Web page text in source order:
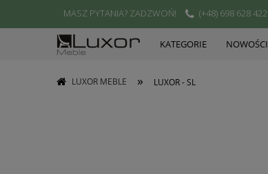
MASZ PYTANIA? ZADZWOŃ! (+48) 698 628 422
KATEGORIE NOWOŚCI
LUXOR MEBLE » LUXOR - SL